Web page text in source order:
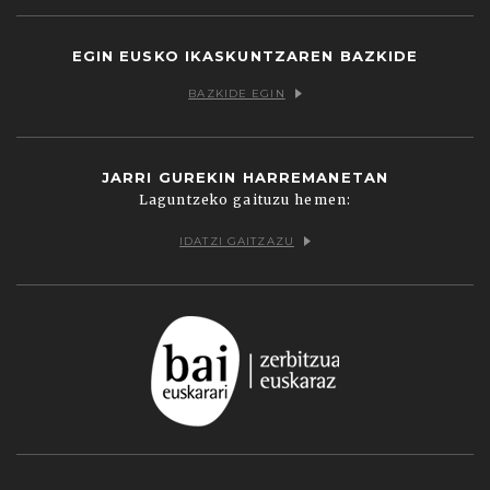
EGIN EUSKO IKASKUNTZAREN BAZKIDE
BAZKIDE EGIN
JARRI GUREKIN HARREMANETAN
Laguntzeko gaituzu hemen:
IDATZI GAITZAZU